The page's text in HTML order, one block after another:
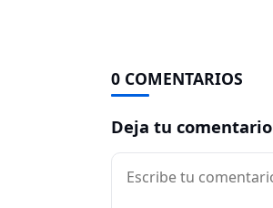
0 COMENTARIOS
Deja tu comentario
Comentario